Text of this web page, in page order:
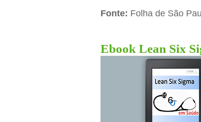
Fonte: Folha de São
Ebook Lean Six